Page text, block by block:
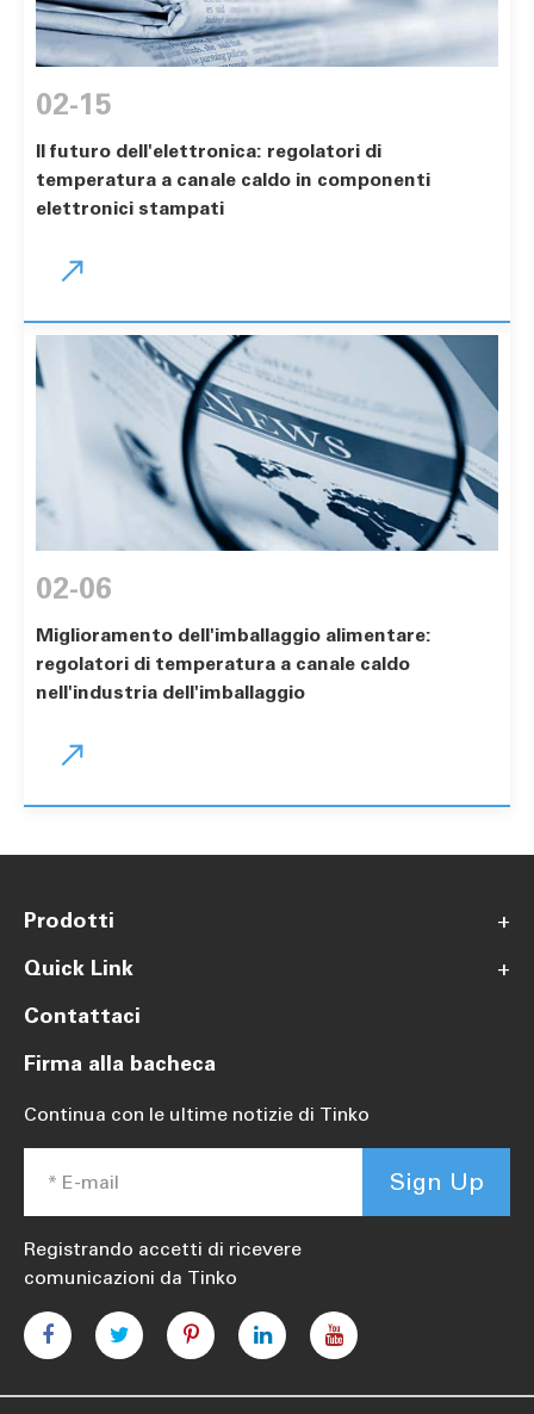
02-15
Il futuro dell'elettronica: regolatori di
temperatura a canale caldo in componenti
elettronici stampati

02-06
Miglioramento dell'imballaggio alimentare:
regolatori di temperatura a canale caldo
nell'industria dell'imballaggio

Prodotti
+
Quick Link
+
Contattaci
Firma alla bacheca
Continua con le ultime notizie di Tinko
Sign Up
Registrando accetti di ricevere
comunicazioni da Tinko